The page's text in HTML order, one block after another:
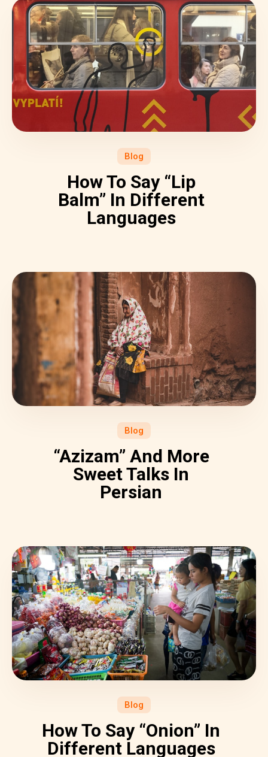
Blog
How To Say “Lip
Balm” In Different
Languages
Blog
“Azizam” And More
Sweet Talks In
Persian
Blog
How To Say “Onion” In
Different Languages